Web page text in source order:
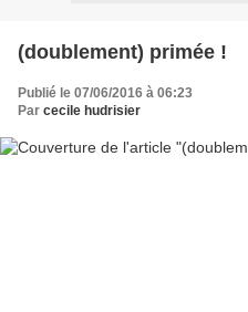
(doublement) primée !
Publié le 07/06/2016 à 06:23
Par cecile hudrisier